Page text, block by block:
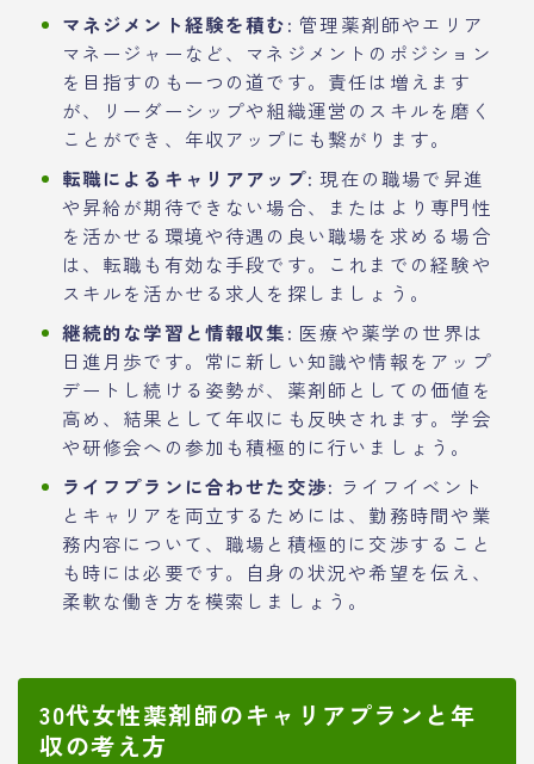
マネジメント経験を積む: 管理薬剤師やエリア
マネージャーなど、マネジメントのポジション
を目指すのも一つの道です。責任は増えます
が、リーダーシップや組織運営のスキルを磨く
ことができ、年収アップにも繋がります。
転職によるキャリアアップ: 現在の職場で昇進
や昇給が期待できない場合、またはより専門性
を活かせる環境や待遇の良い職場を求める場合
は、転職も有効な手段です。これまでの経験や
スキルを活かせる求人を探しましょう。
継続的な学習と情報収集: 医療や薬学の世界は
日進月歩です。常に新しい知識や情報をアップ
デートし続ける姿勢が、薬剤師としての価値を
高め、結果として年収にも反映されます。学会
や研修会への参加も積極的に行いましょう。
ライフプランに合わせた交渉: ライフイベント
とキャリアを両立するためには、勤務時間や業
務内容について、職場と積極的に交渉すること
も時には必要です。自身の状況や希望を伝え、
柔軟な働き方を模索しましょう。
30代女性薬剤師のキャリアプランと年
収の考え方